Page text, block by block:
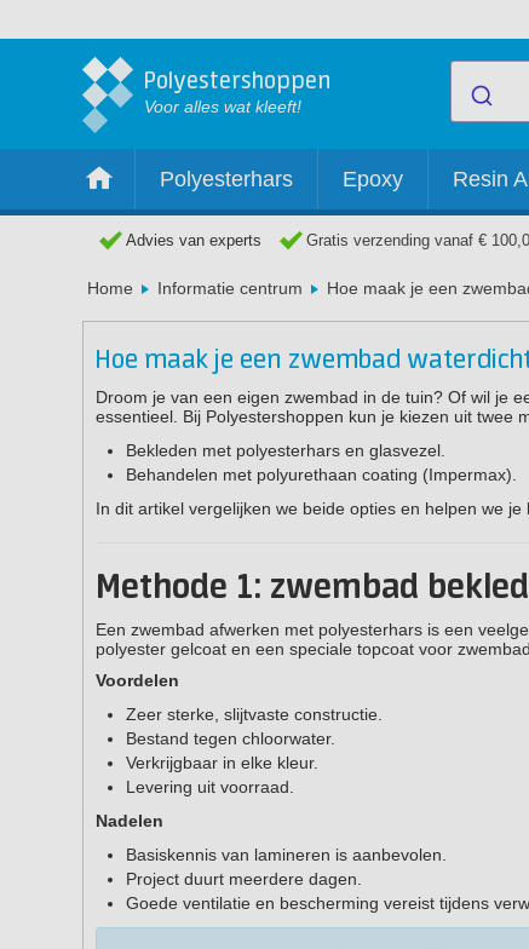
Polyestershoppen
Voor alles wat kleeft!
Polyesterhars Epoxy Resin
Advies van experts Gratis verzending vanaf €
Home Informatie centrum Hoe maak je een
Hoe maak je een zwembad
Droom je van een eigen zwembad in de tuin? Of wil je
essentieel. Bij Polyestershoppen kun je kiezen uit twee
Bekleden met polyesterhars en glasvezel.
Behandelen met polyurethaan coating (Impermax).
In dit artikel vergelijken we beide opties en helpen we
Methode 1: zwembad
Een zwembad afwerken met polyesterhars is een
polyester gelcoat en een speciale topcoat voor
Voordelen
Zeer sterke, slijtvaste constructie.
Bestand tegen chloorwater.
Verkrijgbaar in elke kleur.
Levering uit voorraad.
Nadelen
Basiskennis van lamineren is aanbevolen.
Project duurt meerdere dagen.
Goede ventilatie en bescherming vereist tijdens